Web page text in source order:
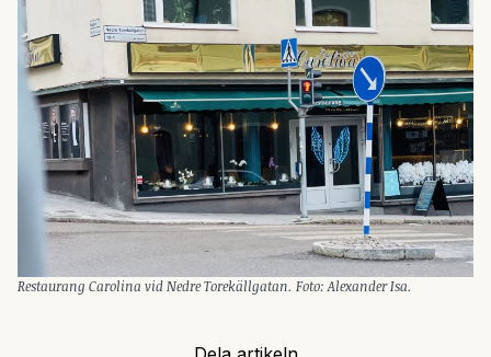
Restaurang Carolina vid Nedre Torekällgatan. Foto: Alexander Isa.